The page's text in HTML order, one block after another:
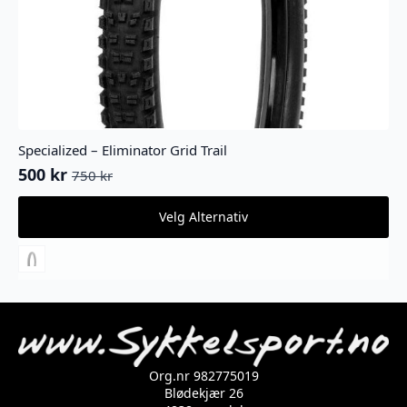
Specialized – Eliminator Grid Trail
750kr
Opprinnelig
pris
750 kr.
500 kr
Nåværende
pris
500 kr.
Velg Alternativ
Dette
har
flere
kan
på
produktsiden
Org.nr 982775019
Blødekjær 26